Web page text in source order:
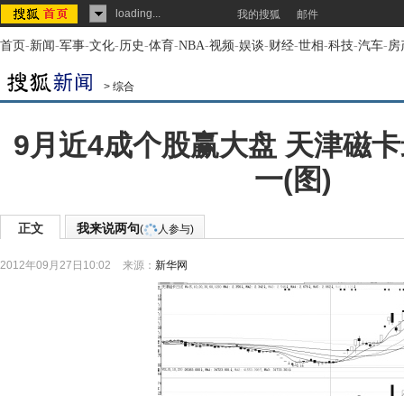
loading... 我的搜狐 邮件
首页-新闻-军事-文化-历史-体育-NBA-视频-娱谈-财经-世相-科技-汽车-房
> 综合
9月近4成个股赢大盘 天津磁
一(图)
正文 我来说两句( 人参与)
2012年09月27日10:02 来源： 新华网